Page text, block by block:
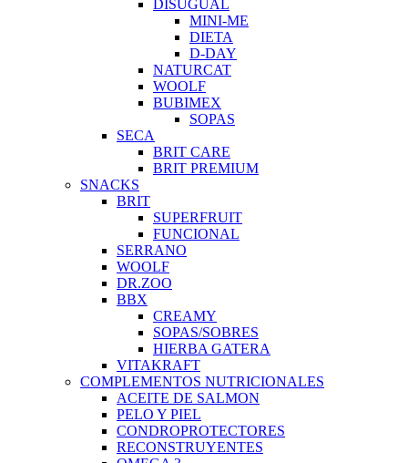
DISUGUAL
MINI-ME
DIETA
D-DAY
NATURCAT
WOOLF
BUBIMEX
SOPAS
SECA
BRIT CARE
BRIT PREMIUM
SNACKS
BRIT
SUPERFRUIT
FUNCIONAL
SERRANO
WOOLF
DR.ZOO
BBX
CREAMY
SOPAS/SOBRES
HIERBA GATERA
VITAKRAFT
COMPLEMENTOS NUTRICIONALES
ACEITE DE SALMON
PELO Y PIEL
CONDROPROTECTORES
RECONSTRUYENTES